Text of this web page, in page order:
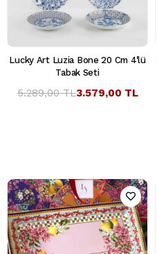
Lucky Art Luzia Bone 20 Cm 4'lü
Tabak Seti
3.579,00 TL
5.289,00 TL